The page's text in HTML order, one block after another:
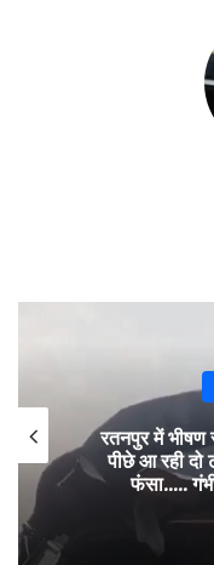
रतनपुर में
पीछे आ रही
फंसा…..